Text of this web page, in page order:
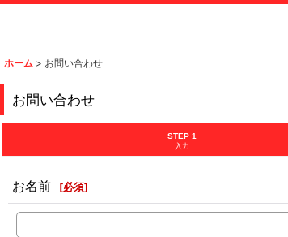
ホーム > お問い合わせ
お問い合わせ
STEP 1
入力
お名前 [必須]